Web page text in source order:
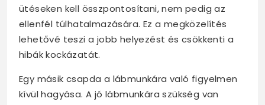
ütéseken kell összpontosítani, nem pedig az
ellenfél túlhatalmazására. Ez a megközelítés
lehetővé teszi a jobb helyezést és csökkenti a
hibák kockázatát.
Egy másik csapda a lábmunkára való figyelmen
kívül hagyása. A jó lábmunkára szükség van